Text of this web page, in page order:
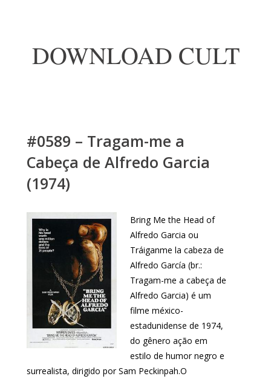
DOWNLOAD CULT
#0589 – Tragam-me a
Cabeça de Alfredo Garcia
(1974)
Bring Me the Head of
Alfredo Garcia ou
Tráiganme la cabeza de
Alfredo García (br.:
Tragam-me a cabeça de
Alfredo Garcia) é um
filme méxico-
estadunidense de 1974,
do gênero ação em
estilo de humor negro e
surrealista, dirigido por Sam Peckinpah.O